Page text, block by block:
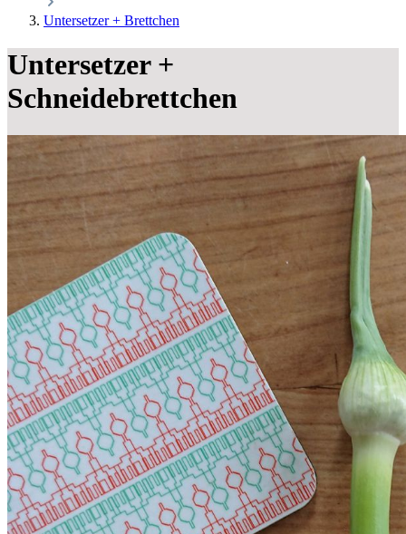
Untersetzer + Brettchen
Untersetzer +
Schneidebrettchen